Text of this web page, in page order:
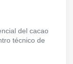
del cacao
técnico de